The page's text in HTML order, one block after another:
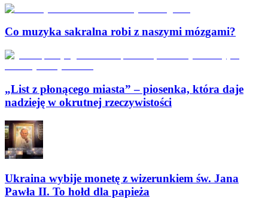
Co muzyka sakralna robi z naszymi mózgami?
„List z płonącego miasta” – piosenka, która daje
nadzieję w okrutnej rzeczywistości
Ukraina wybije monetę z wizerunkiem św. Jana
Pawła II. To hołd dla papieża